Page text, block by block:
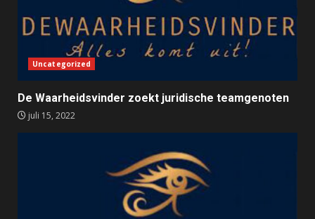
Uncategorized
De Waarheidsvinder zoekt juridische teamgenoten
juli 15, 2022